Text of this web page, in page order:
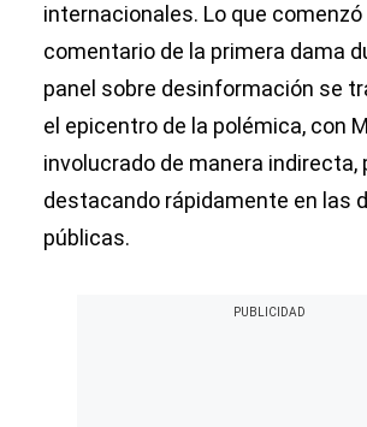
internacionales. Lo que
comentario de la primera dama
panel sobre desinformación se
el epicentro de la polémica, con
involucrado de manera indirecta,
destacando rápidamente en las
públicas.